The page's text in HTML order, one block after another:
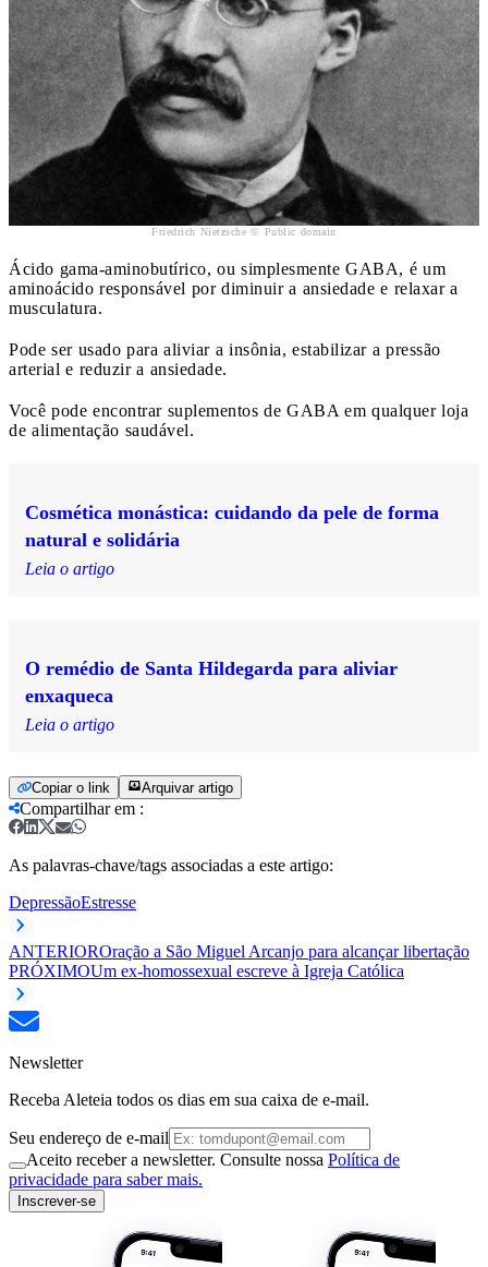
Friedrich Nietzsche © Public domain
Ácido gama-aminobutírico, ou simplesmente GABA, é um
aminoácido responsável por diminuir a ansiedade e relaxar a
musculatura.
Pode ser usado para aliviar a insônia, estabilizar a pressão
arterial e reduzir a ansiedade.
Você pode encontrar suplementos de GABA em qualquer loja
de alimentação saudável.
Cosmética monástica: cuidando da pele de forma
natural e solidária
Leia o artigo
O remédio de Santa Hildegarda para aliviar
enxaqueca
Leia o artigo
Copiar o link Arquivar artigo
Compartilhar em :
As palavras-chave/tags associadas a este artigo:
DepressãoEstresse
ANTERIOROração a São Miguel Arcanjo para alcançar libertação
PRÓXIMOUm ex-homossexual escreve à Igreja Católica
Newsletter
Receba Aleteia todos os dias em sua caixa de e-mail.
Seu endereço de e-mail
Aceito receber a newsletter. Consulte nossa Política de
privacidade para saber mais.
Inscrever-se